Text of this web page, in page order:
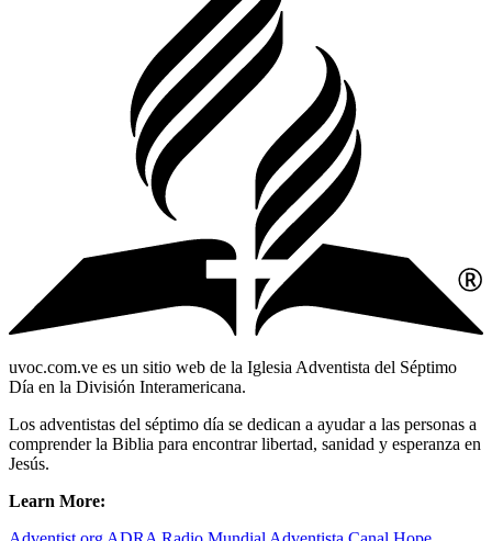
uvoc.com.ve es un sitio web de la Iglesia Adventista del Séptimo
Día en la División Interamericana.
Los adventistas del séptimo día se dedican a ayudar a las personas a
comprender la Biblia para encontrar libertad, sanidad y esperanza en
Jesús.
Learn More: